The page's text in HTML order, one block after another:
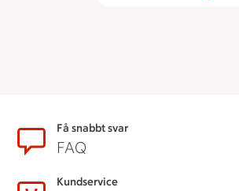
SidfotFå snabbt svar
FAQ
Kundservice